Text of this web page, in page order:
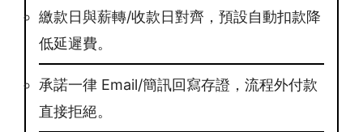
繳款日與薪轉/收款日對齊，預設自動扣款降
低延遲費。
承諾一律 Email/簡訊回寫存證，流程外付款
直接拒絕。